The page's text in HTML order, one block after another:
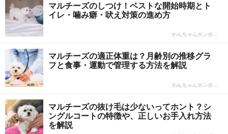
マルチーズのしつけ！ベストな開始時期とト
イレ・噛み癖・吠え対策の進め方
わんちゃんホンポ…
マルチーズの適正体重は？月齢別の推移グラ
フと食事・運動で管理する方法を解説
わんちゃんホンポ…
マルチーズの抜け毛は少ないってホント？シ
ングルコートの特徴や、正しいお手入れ方法
を解説